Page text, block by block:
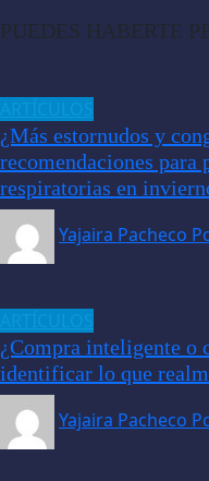
PUEDES HABERTE
¿Más estornudos y
recomendaciones para
respiratorias en
Yajaira Pacheco
¿Compra inteligente o
identificar lo que
Yajaira Pacheco